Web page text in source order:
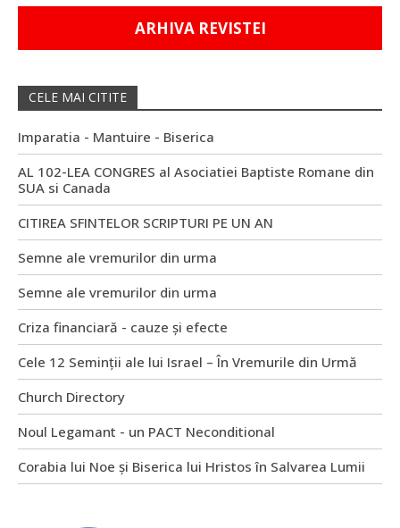
ARHIVA REVISTEI
CELE MAI CITITE
Imparatia - Mantuire - Biserica
AL 102-LEA CONGRES al Asociatiei Baptiste Romane din
SUA si Canada
CITIREA SFINTELOR SCRIPTURI PE UN AN
Semne ale vremurilor din urma
Semne ale vremurilor din urma
Criza financiară - cauze și efecte
Cele 12 Seminții ale lui Israel – În Vremurile din Urmă
Church Directory
Noul Legamant - un PACT Neconditional
Corabia lui Noe și Biserica lui Hristos în Salvarea Lumii